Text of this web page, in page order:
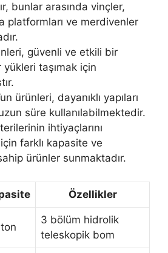
bunlar arasında vinçler,
platformları ve merdivenler
güvenli ve etkili bir
yükleri taşımak için
ürünleri, dayanıklı yapıları
süre kullanılabilmektedir.
ihtiyaçlarını
farklı kapasite ve
ürünler sunmaktadır.
Özellikler
3 bölüm hidrolik
teleskopik bom